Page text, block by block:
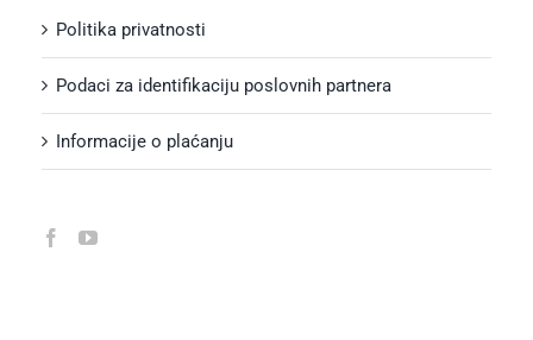
Politika privatnosti
Podaci za identifikaciju poslovnih partnera
Informacije o plaćanju